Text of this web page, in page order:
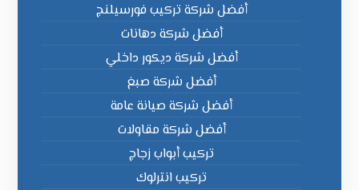
أفضل شركة تركيب فورسيلنج
أفضل شركة دهانات
أفضل شركة ديكور داخلي
أفضل شركة صبغ
أفضل شركة صيانة عامة
أفضل شركة مقاولات
تركيب أبواب زجاج
تركيب انترلوك